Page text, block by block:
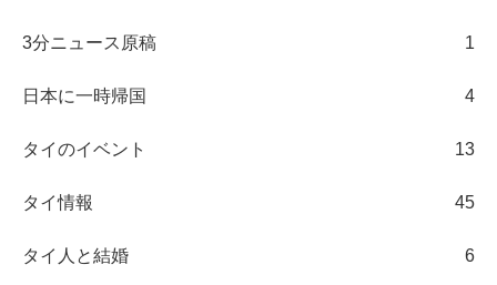
3分ニュース原稿 1
日本に一時帰国 4
タイのイベント 13
タイ情報 45
タイ人と結婚 6